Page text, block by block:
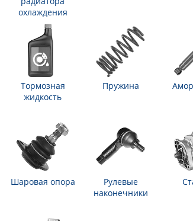
охлаждения
Тормозная
жидкость
Пружина
Шаровая опора
Рулевые
наконечники